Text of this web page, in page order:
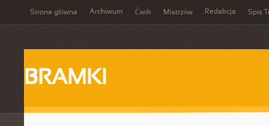
Strona główna Archiwum Ćwik Mistrzów Redakcja Spis
BRAMKI